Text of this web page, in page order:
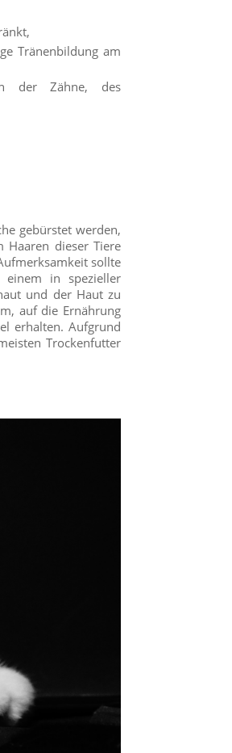
Tränenbildung am
der Zähne, des
gebürstet werden,
dieser Tiere
sollte
einem in spezieller
und der Haut zu
auf die Ernährung
erhalten. Aufgrund
Trockenfutter